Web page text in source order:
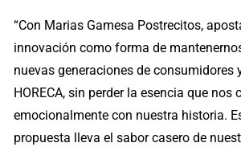
“Con Marias Gamesa Postrecitos,
innovación como forma de
nuevas generaciones de consumidores
HORECA, sin perder la esencia que nos
emocionalmente con nuestra historia.
propuesta lleva el sabor casero de